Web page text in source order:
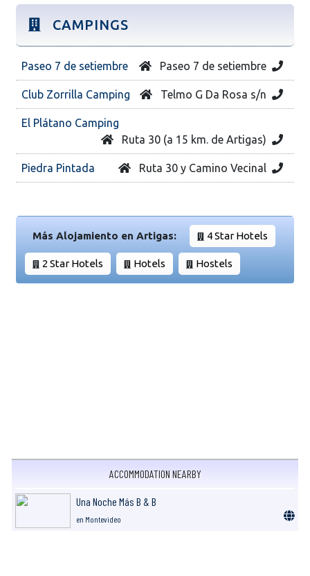
CAMPINGS
Paseo 7 de setiembre Paseo 7 de setiembre
Club Zorrilla Camping Telmo G Da Rosa s/n
El Plátano Camping
Ruta 30 (a 15 km. de Artigas)
Piedra Pintada Ruta 30 y Camino Vecinal
Más Alojamiento en Artigas: 4 Star Hotels
2 Star Hotels Hotels Hostels
ACCOMMODATION NEARBY
Una Noche Más B & B
en Montevideo